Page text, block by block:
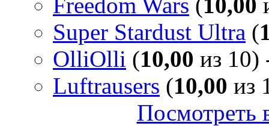
Super Stardust Ultra (
OlliOlli (10,00 из 10)
Luftrausers (10,00 из
Посмотреть